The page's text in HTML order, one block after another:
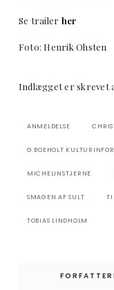
Se trailer her
Foto: Henrik Ohsten
Indlægget er skrevet
ANMELDELSE
G.BOEHOLT
MICHELINSTJERNE
SMAGEN AF SULT
TOBIAS LINDHOLM